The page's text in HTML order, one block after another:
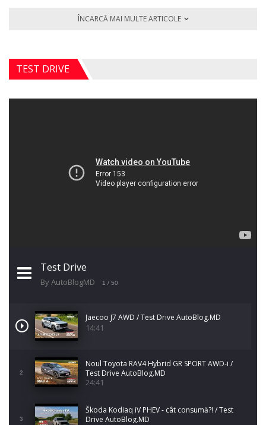
ÎNCARCĂ MAI MULTE ARTICOLE
TEST DRIVE
Test Drive
By AutoBlogMD 1 / 50
Jaecoo J7 AWD / Test Drive AutoBlog.MD
14:41
2
Noul Toyota RAV4 Hybrid GR SPORT AWD-i /
Test Drive AutoBlog.MD
24:41
3
Škoda Kodiaq iV PHEV - cât consumă?! / Test
Drive AutoBlog.MD